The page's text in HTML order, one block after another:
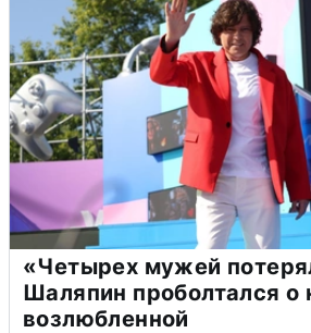
«Четырех мужей
Шаляпин проболтался о
возлюбленной